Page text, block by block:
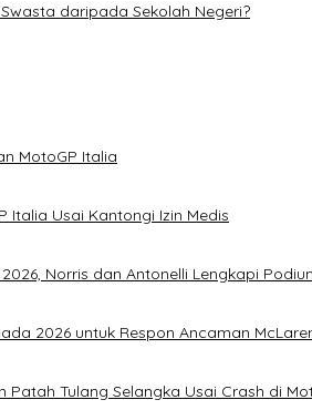
daripada Sekolah Negeri?
MotoGP Italia
Italia Usai Kantongi Izin Medis
Norris dan Antonelli Lengkapi
2026 untuk Respon Ancaman
Patah Tulang Selangka Usai Crash di